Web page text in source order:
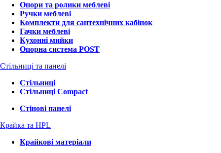
Опори та ролики меблеві
Ручки меблеві
Комплекти для сантехнічних кабінок
Гачки меблеві
Кухонні мийки
Опорна система POST
Стільниці та панелі
Стільниці
Стільниці Compact
Стінові панелі
Крайка та HPL
Крайкові матеріали